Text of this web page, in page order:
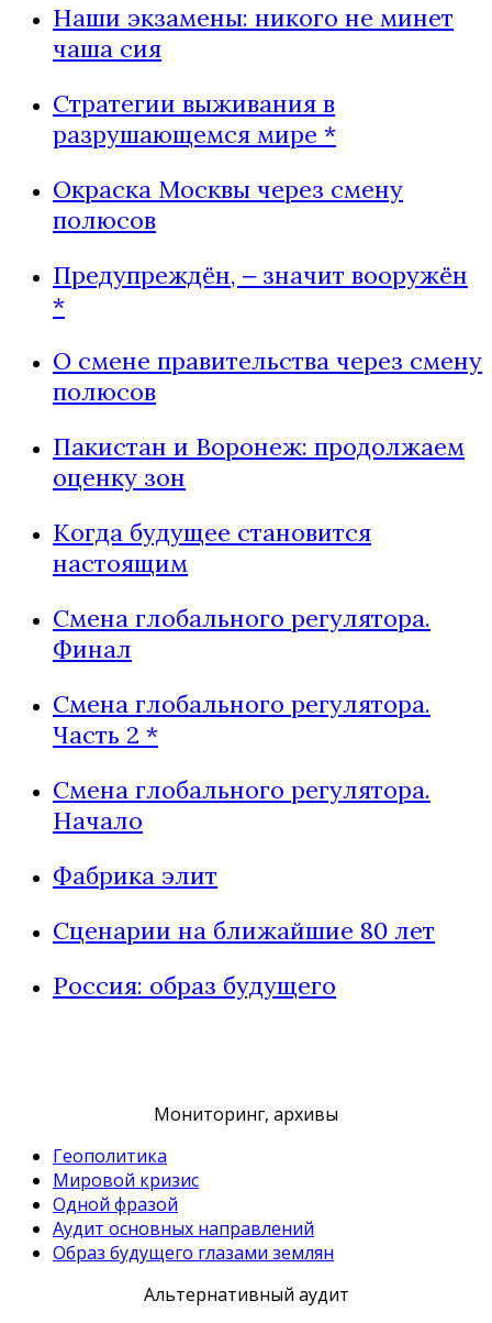
Наши экзамены: никого не минет
чаша сия
Стратегии выживания в
разрушающемся мире *
Окраска Москвы через смену
полюсов
Предупреждён, ‒ значит вооружён
*
О смене правительства через смену
полюсов
Пакистан и Воронеж: продолжаем
оценку зон
Когда будущее становится
настоящим
Смена глобального регулятора.
Финал
Смена глобального регулятора.
Часть 2 *
Смена глобального регулятора.
Начало
Фабрика элит
Cценарии на ближайшие 80 лет
Россия: образ будущего
Мониторинг, архивы
Геополитика
Мировой кризис
Одной фразой
Аудит основных направлений
Образ будущего глазами землян
Альтернативный аудит